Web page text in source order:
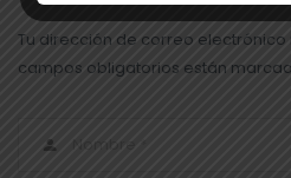
Tu dirección de correo electrónico
campos obligatorios están